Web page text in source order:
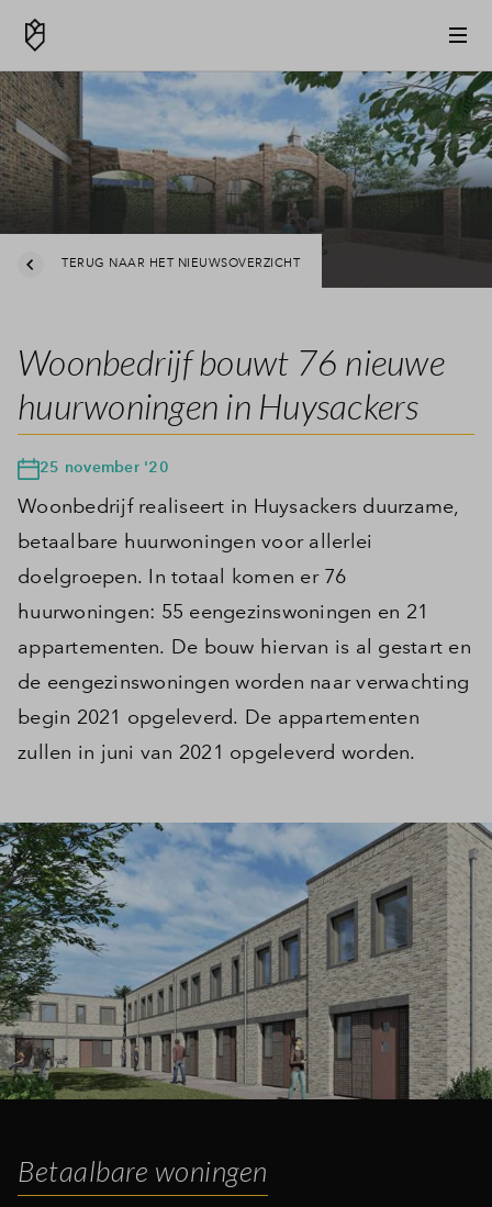
Inloggen
TERUG NAAR HET NIEUWSOVERZICHT
Woonbedrijf bouwt 76 nieuwe
huurwoningen in Huysackers
25 november '20
Woonbedrijf realiseert in Huysackers duurzame,
betaalbare huurwoningen voor allerlei
doelgroepen. In totaal komen er 76
huurwoningen: 55 eengezinswoningen en 21
appartementen. De bouw hiervan is al gestart en
de eengezinswoningen worden naar verwachting
begin 2021 opgeleverd. De appartementen
zullen in juni van 2021 opgeleverd worden.
Betaalbare woningen